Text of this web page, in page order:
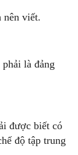
nên viết.
là đảng
được biết có
độ tập trung